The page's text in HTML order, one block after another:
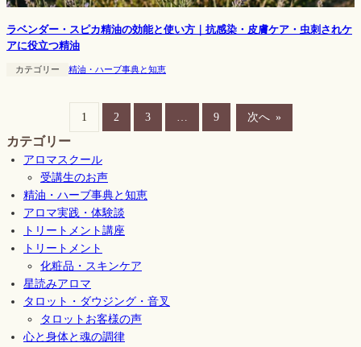
ラベンダー・スピカ精油の効能と使い方｜抗感染・皮膚ケア・虫刺されケ
アに役立つ精油
カテゴリー 精油・ハーブ事典と知恵
1 2 3 9 次へ »
カテゴリー
アロマスクール
受講生のお声
精油・ハーブ事典と知恵
アロマ実践・体験談
トリートメント講座
トリートメント
化粧品・スキンケア
星読みアロマ
タロット・ダウジング・音叉
タロットお客様の声
心と身体と魂の調律